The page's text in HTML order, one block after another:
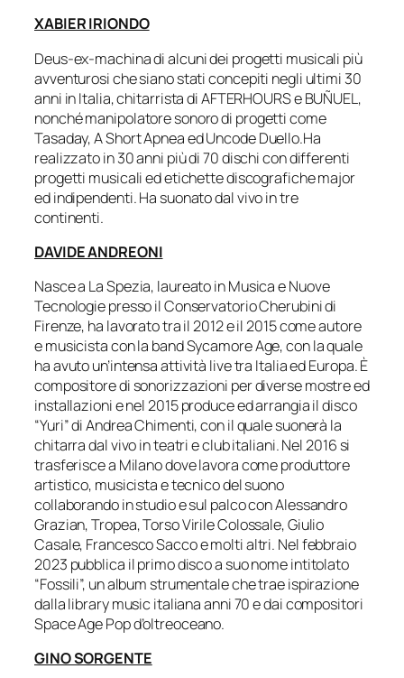
XABIER IRIONDO
Deus-ex-machina di alcuni dei progetti musicali più
avventurosi che siano stati concepiti negli ultimi 30
anni in Italia, chitarrista di AFTERHOURS e BUÑUEL,
nonché manipolatore sonoro di progetti come
Tasaday, A Short Apnea ed Uncode Duello.Ha
realizzato in 30 anni più di 70 dischi con differenti
progetti musicali ed etichette discografiche major
ed indipendenti. Ha suonato dal vivo in tre
continenti.
DAVIDE ANDREONI
Nasce a La Spezia, laureato in Musica e Nuove
Tecnologie presso il Conservatorio Cherubini di
Firenze, ha lavorato tra il 2012 e il 2015 come autore
e musicista con la band Sycamore Age, con la quale
ha avuto un’intensa attività live tra Italia ed Europa. È
compositore di sonorizzazioni per diverse mostre ed
installazioni e nel 2015 produce ed arrangia il disco
“Yuri” di Andrea Chimenti, con il quale suonerà la
chitarra dal vivo in teatri e club italiani. Nel 2016 si
trasferisce a Milano dove lavora come produttore
artistico, musicista e tecnico del suono
collaborando in studio e sul palco con Alessandro
Grazian, Tropea, Torso Virile Colossale, Giulio
Casale, Francesco Sacco e molti altri. Nel febbraio
2023 pubblica il primo disco a suo nome intitolato
“Fossili”, un album strumentale che trae ispirazione
dalla library music italiana anni 70 e dai compositori
Space Age Pop d’oltreoceano.
GINO SORGENTE